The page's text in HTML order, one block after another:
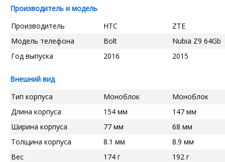
Производитель и модель
Производитель
HTC
ZTE
Модель телефона
Bolt
Nubia Z9 64Gb
Год выпуска
2016 2015
Внешний вид
Тип корпуса
Моноблок
Моноблок
Длина корпуса
154 мм
147 мм
Ширина корпуса
77 мм
68 мм
Толщина корпуса
8.1 мм
8.9 мм
Вес
174 г
192 г